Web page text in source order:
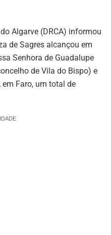
Algarve (DRCA) informou
de Sagres alcançou em
Senhora de Guadalupe
de Vila do Bispo) e
Faro, um total de